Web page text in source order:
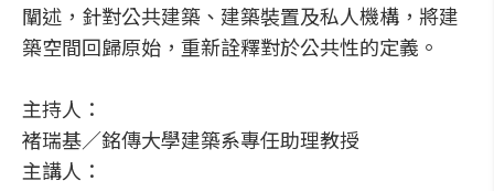
闡述，針對公共建築、建築裝置及私人機構，將建
築空間回歸原始，重新詮釋對於公共性的定義。
主持人：
褚瑞基／銘傳大學建築系專任助理教授
主講人：